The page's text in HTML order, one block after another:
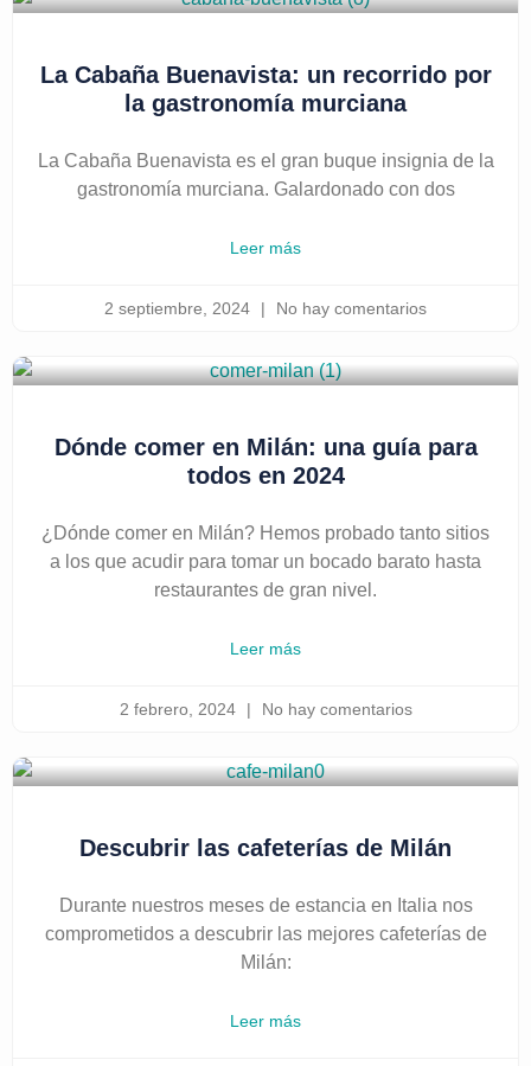
La Cabaña Buenavista: un recorrido por
la gastronomía murciana
La Cabaña Buenavista es el gran buque insignia de la
gastronomía murciana. Galardonado con dos
Leer más
2 septiembre, 2024 No hay comentarios
Dónde comer en Milán: una guía para
todos en 2024
¿Dónde comer en Milán? Hemos probado tanto sitios
a los que acudir para tomar un bocado barato hasta
restaurantes de gran nivel.
Leer más
2 febrero, 2024 No hay comentarios
Descubrir las cafeterías de Milán
Durante nuestros meses de estancia en Italia nos
comprometidos a descubrir las mejores cafeterías de
Milán:
Leer más